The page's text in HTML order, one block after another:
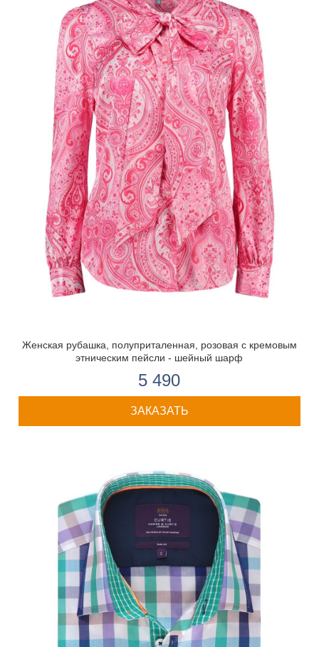
Женская рубашка, полуприталенная, розовая с кремовым
этническим пейсли - шейный шарф
5 490
ЗАКАЗАТЬ